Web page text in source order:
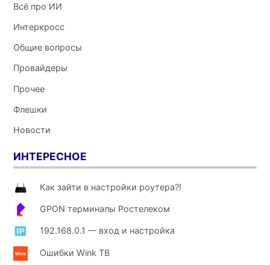
Всё про ИИ
Интеркросс
Общие вопросы
Провайдеры
Прочее
Флешки
Новости
ИНТЕРЕСНОЕ
Как зайти в настройки роутера?!
GPON терминалы Ростелеком
192.168.0.1 — вход и настройка
Ошибки Wink ТВ